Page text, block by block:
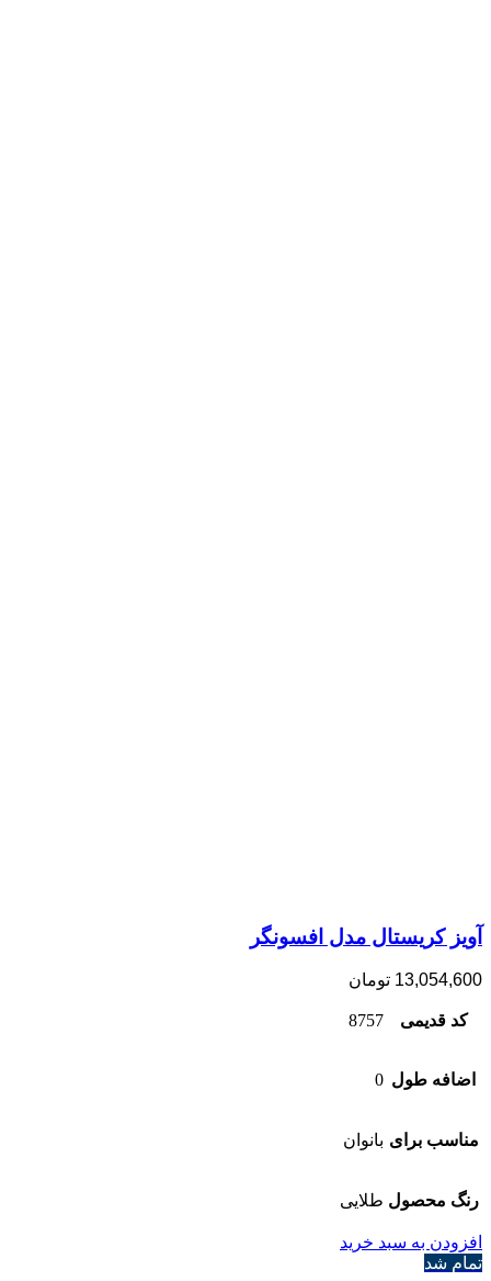
آویز کریستال مدل افسونگر
13,054,600 تومان
کد قدیمی 8757
اضافه طول 0
مناسب برای بانوان
رنگ محصول طلایی
افزودن به سبد خرید
تمام شد